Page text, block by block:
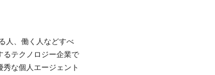
⼈、働く⼈などすべ
るテクノロジー企業で
な個⼈エージェント